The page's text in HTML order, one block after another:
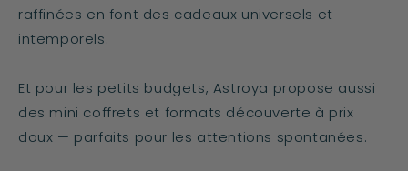
raffinées en font des cadeaux universels et
intemporels.
Et pour les petits budgets, Astroya propose aussi
des mini coffrets et formats découverte à prix
doux — parfaits pour les attentions spontanées.